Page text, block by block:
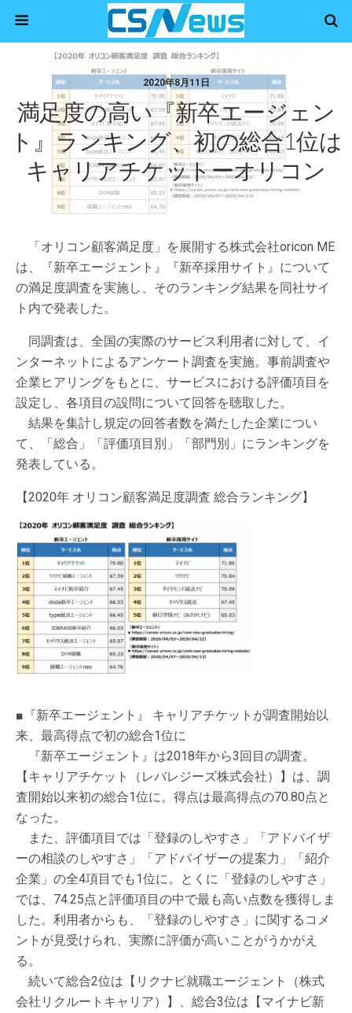
2020年8月11日
満足度の高い『新卒エージェン
ト』ランキング、初の総合1位は
キャリアチケットーオリコン
「オリコン顧客満足度」を展開する株式会社oricon ME
は、『新卒エージェント』『新卒採用サイト』について
の満足度調査を実施し、そのランキング結果を同社サイ
ト内で発表した。
同調査は、全国の実際のサービス利用者に対して、イ
ンターネットによるアンケート調査を実施。事前調査や
企業ヒアリングをもとに、サービスにおける評価項目を
設定し、各項目の設問について回答を聴取した。
結果を集計し規定の回答者数を満たした企業につい
て、「総合」「評価項目別」「部門別」にランキングを
発表している。
【2020年 オリコン顧客満足度調査 総合ランキング】
■『新卒エージェント』 キャリアチケットが調査開始以
来、最高得点で初の総合1位に
『新卒エージェント』は2018年から3回目の調査。
【キャリアチケット（レバレジーズ株式会社）】は、調
査開始以来初の総合1位に。得点は最高得点の70.80点と
なった。
また、評価項目では「登録のしやすさ」「アドバイザ
ーの相談のしやすさ」「アドバイザーの提案力」「紹介
企業」の全4項目でも1位に。とくに「登録のしやすさ」
では、74.25点と評価項目の中で最も高い点数を獲得しま
した。利用者からも、「登録のしやすさ」に関するコメ
ントが見受けられ、実際に評価が高いことがうかがえ
る。
続いて総合2位は【リクナビ就職エージェント（株式
会社リクルートキャリア）】、総合3位は【マイナビ新